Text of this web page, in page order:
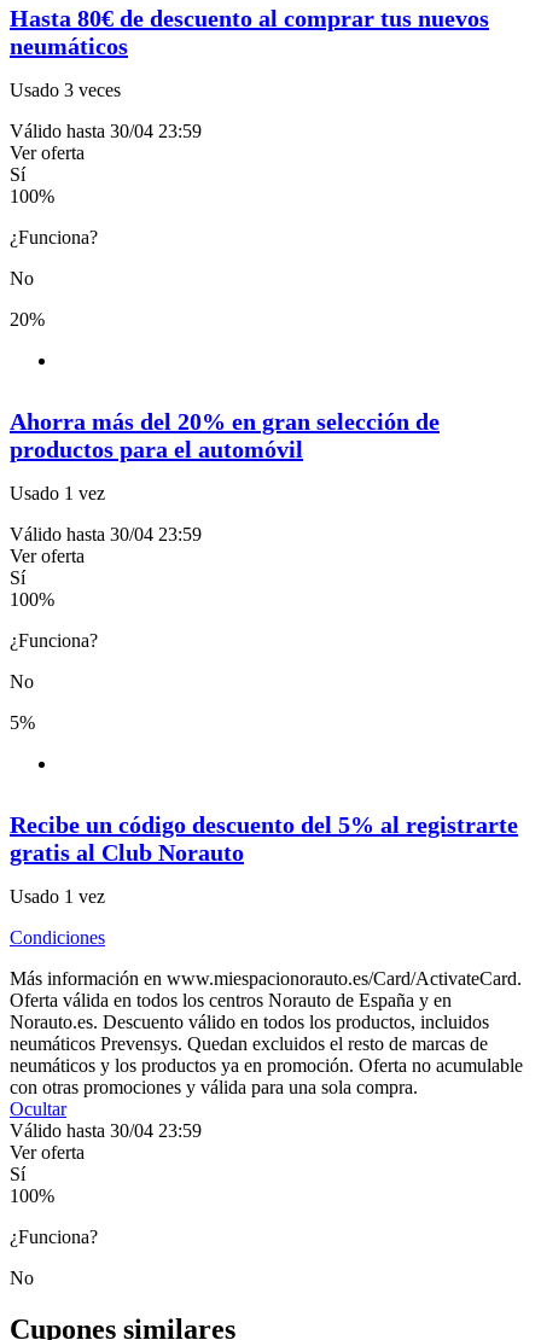
Hasta 80€ de descuento al comprar tus nuevos
neumáticos
Usado 3 veces
Válido hasta 30/04 23:59
Ver oferta
Sí
100%
¿Funciona?
No
20%
Ahorra más del 20% en gran selección de
productos para el automóvil
Usado 1 vez
Válido hasta 30/04 23:59
Ver oferta
Sí
100%
¿Funciona?
No
5%
Recibe un código descuento del 5% al registrarte
gratis al Club Norauto
Usado 1 vez
Condiciones
Más información en www.miespacionorauto.es/Card/ActivateCard.
Oferta válida en todos los centros Norauto de España y en
Norauto.es. Descuento válido en todos los productos, incluidos
neumáticos Prevensys. Quedan excluidos el resto de marcas de
neumáticos y los productos ya en promoción. Oferta no acumulable
con otras promociones y válida para una sola compra.
Ocultar
Válido hasta 30/04 23:59
Ver oferta
Sí
100%
¿Funciona?
No
Cupones similares